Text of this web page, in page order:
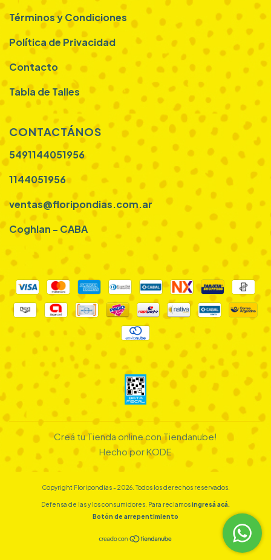
Términos y Condiciones
Política de Privacidad
Contacto
Tabla de Talles
CONTACTÁNOS
5491144051956
1144051956
ventas@floripondias.com.ar
Coghlan - CABA
Creá tu Tienda online con Tiendanube!
Hecho por KODE
Copyright Floripondias - 2026. Todos los derechos reservados.
Defensa de las y los consumidores. Para reclamosingresá acá.
Botón de arrepentimiento